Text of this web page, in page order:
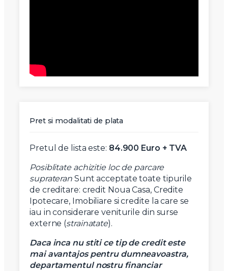
Pret si modalitati de plata
Pretul de lista este: 84.900 Euro + TVA
Posiblitate achizitie loc de parcare
suprateran Sunt acceptate toate tipurile
de creditare: credit Noua Casa, Credite
Ipotecare, Imobiliare si credite la care se
iau in considerare veniturile din surse
externe (strainatate).
Daca inca nu stiti ce tip de credit este
mai avantajos pentru dumneavoastra,
departamentul nostru financiar
Telefon
Email
Mesaj